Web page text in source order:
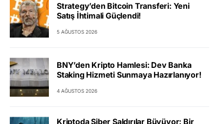
Strategy’den Bitcoin Transferi: Yeni
Satış İhtimali Güçlendi!
5 AĞUSTOS 2026
BNY’den Kripto Hamlesi: Dev Banka
Staking Hizmeti Sunmaya Hazırlanıyor!
4 AĞUSTOS 2026
Kriptoda Siber Saldırılar Büyüyor: Bir